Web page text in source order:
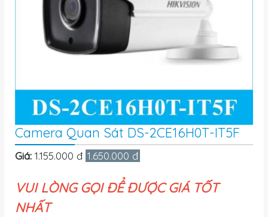
Camera Quan Sát DS-2CE16H0T-IT5F
Giá: 1.155.000 đ 1.650.000 đ
VUI LÒNG GỌI ĐỂ ĐƯỢC GIÁ TỐT
NHẤT